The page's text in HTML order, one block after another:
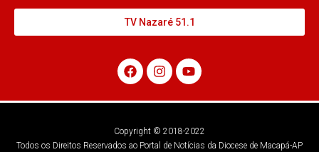
TV Nazaré 51.1
Copyright © 2018-2022
Todos os Direitos Reservados ao Portal de Notícias da Diocese de Macapá-AP